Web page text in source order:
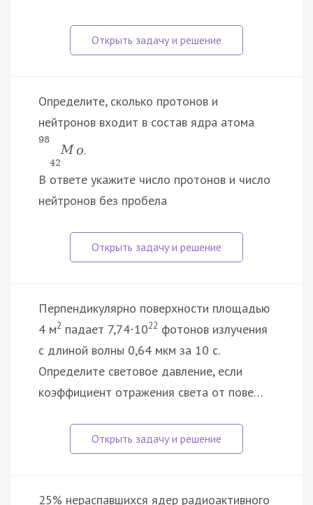
Определите, сколько протонов и
нейтронов входит в состав ядра атома
98
42
Mo.
В ответе укажите число протонов и число
нейтронов без пробела
Перпендикулярно поверхности площадью
4 м2 падает 7,74·1022 фотонов излучения
с длиной волны 0,64 мкм за 10 с.
Определите световое давление, если
коэффициент отражения света от пове…
25% нераспавшихся ядер радиоактивного